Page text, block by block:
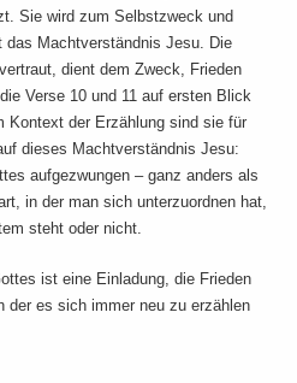
Sie wird zum Selbstzweck und
das Machtverständnis Jesu. Die
dient dem Zweck, Frieden
Verse 10 und 11 auf ersten Blick
Kontext der Erzählung sind sie für
dieses Machtverständnis Jesu:
aufgezwungen – ganz anders als
in der man sich unterzuordnen hat,
steht oder nicht.
ist eine Einladung, die Frieden
der es sich immer neu zu erzählen